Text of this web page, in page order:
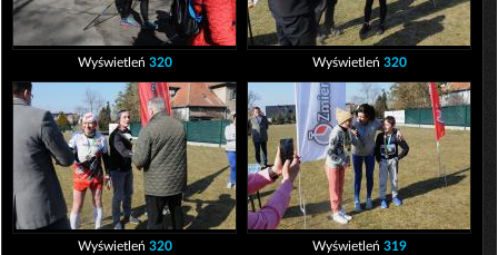
Wyświetleń 320 Wyświetleń 320
Wyświetleń 320 Wyświetleń 319